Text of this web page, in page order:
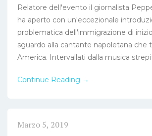
Relatore dell'evento il giornalista
ha aperto con un'eccezionale
problematica dell'immigrazione di
sguardo alla cantante napoletana che
America. Intervallati dalla musica
Continue Reading →
Marzo 5, 2019